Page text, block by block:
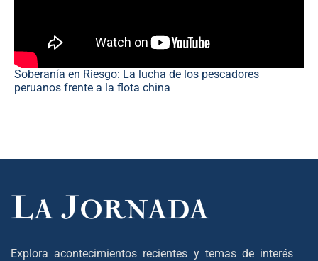
Soberanía en Riesgo: La lucha de los pescadores
peruanos frente a la flota china
Explora acontecimientos recientes y temas de interés